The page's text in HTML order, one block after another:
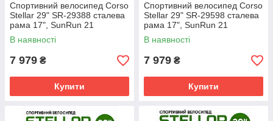
Спортивний велосипед Corso
Stellar 29" SR-29388 сталева
рама 17", SunRun 21
швидкість, дискові гальма
160мм, підніжка, зібраний на
В наявності
7 979 ₴
Купити
Спортивний велосипед Corso
Stellar 29" SR-29598 сталева
рама 17", SunRun 21
швидкість, дискові гальма
160мм, підніжка, зібраний на
В наявності
7 979 ₴
Купити